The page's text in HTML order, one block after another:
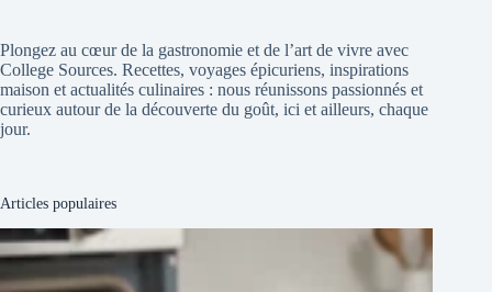
Plongez au cœur de la gastronomie et de l’art de vivre avec
College Sources. Recettes, voyages épicuriens, inspirations
maison et actualités culinaires : nous réunissons passionnés et
curieux autour de la découverte du goût, ici et ailleurs, chaque
jour.
Articles populaires